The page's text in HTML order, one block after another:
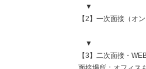
▼
【2】一次面接（オ
▼
【3】二次面接・